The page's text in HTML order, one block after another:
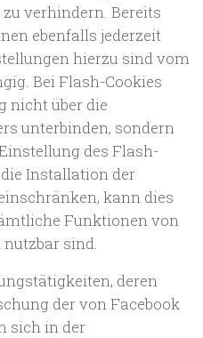
verhindern. Bereits
ebenfalls jederzeit
hierzu sind vom
Bei Flash-Cookies
nicht über die
unterbinden, sondern
des Flash-
Installation der
kann dies
Funktionen von
sind.
deren
der von Facebook
sich in der